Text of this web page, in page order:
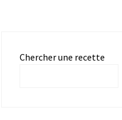
Chercher une recette